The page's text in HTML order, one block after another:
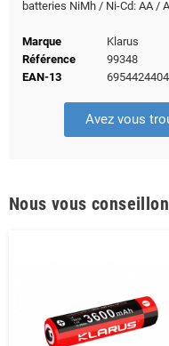
batteries NiMh / Ni-Cd: AA /
Marque
Klarus
Référence
99348
EAN-13
Avez vous
Nous vous